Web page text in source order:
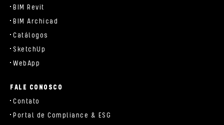
BIM Revit
BIM Archicad
Catálogos
SketchUp
WebApp
FALE CONOSCO
Contato
Portal de Compliance & ESG